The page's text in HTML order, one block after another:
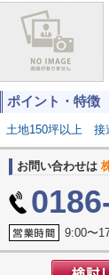
ポイント・特徴
土地150坪以上 接
お問い合わせは
9:00〜